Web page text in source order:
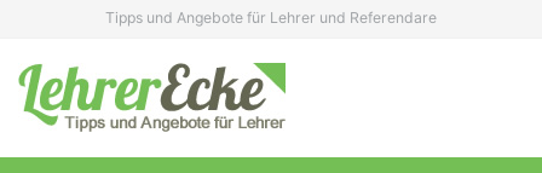
content
Tipps und Angebote für Lehrer und Referendare